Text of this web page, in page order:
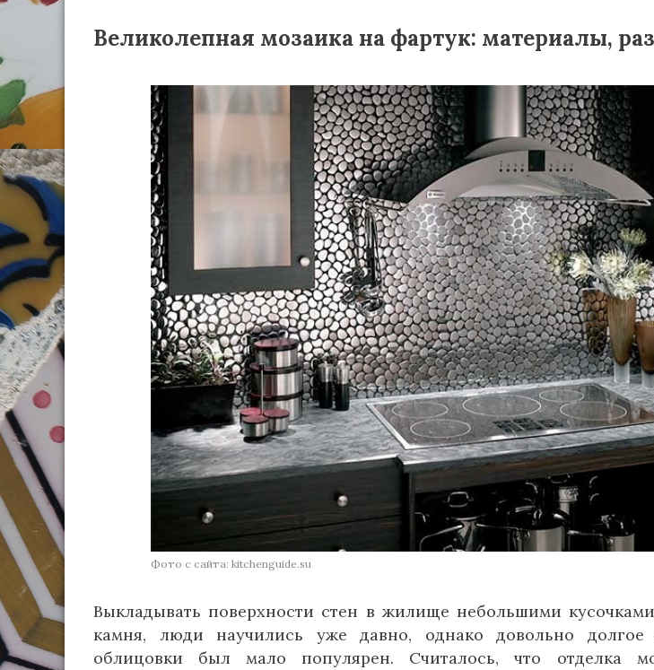
Великолепная мозаика на фартук: материалы,
Фото с сайта: kitchenguide.su
Выкладывать поверхности стен в жилище небольшими
камня, люди научились уже давно, однако довольно долгое
облицовки был мало популярен. Считалось, что отделка